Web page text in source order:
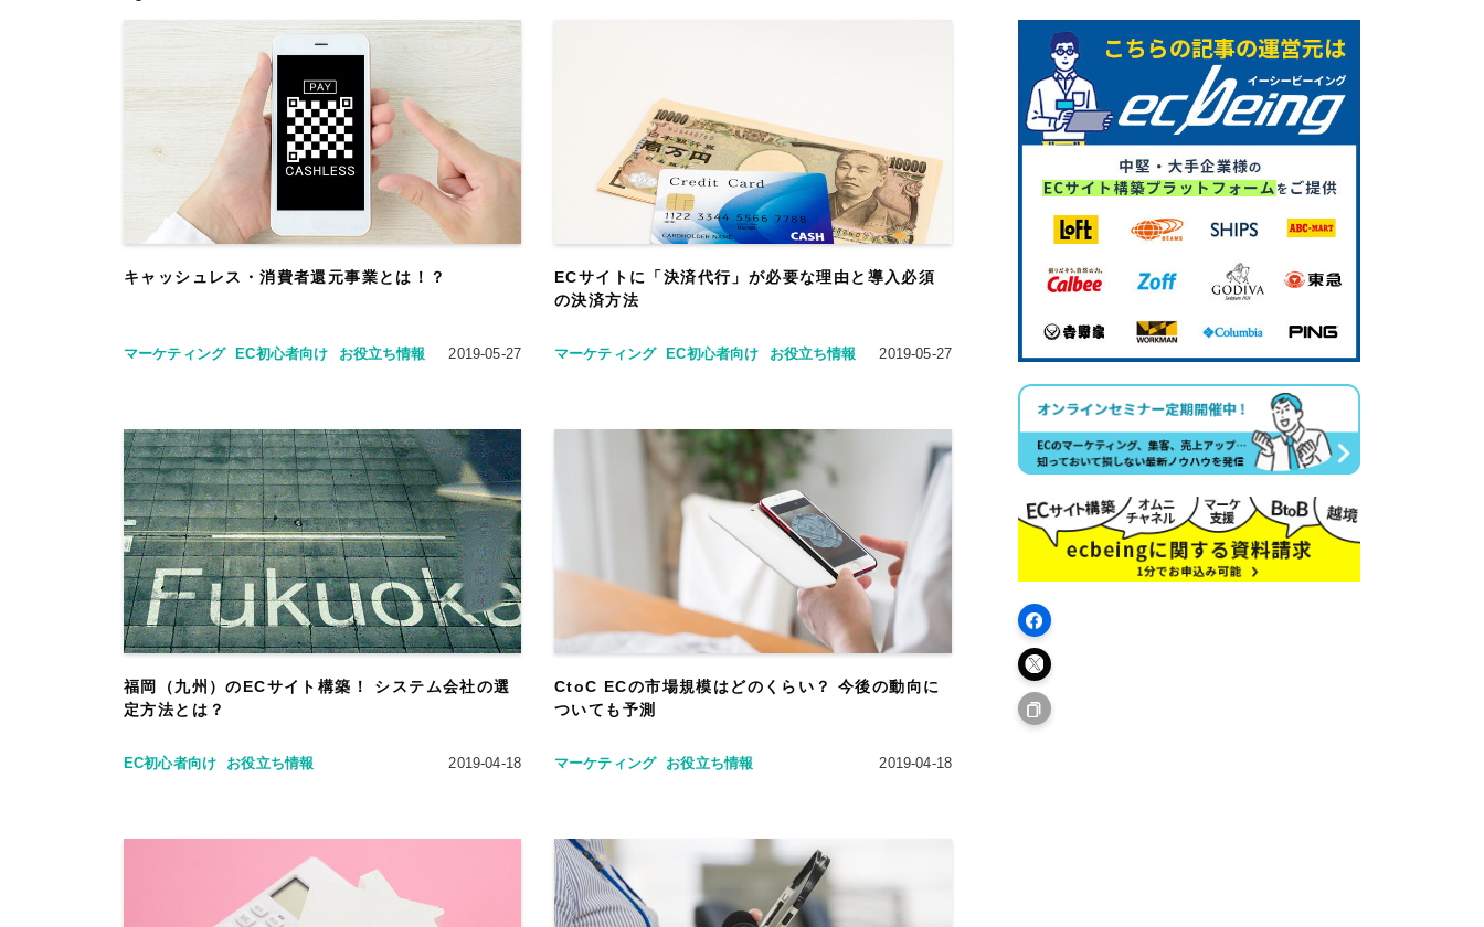
キャッシュレス・消費者還元事業とは！？
マーケティング EC初心者向け お役立ち情報 2019-05-27
ECサイトに「決済代行」が必要な理由と導入必須
の決済方法
マーケティング EC初心者向け お役立ち情報 2019-05-27
福岡（九州）のECサイト構築！ システム会社の選
定方法とは？
EC初心者向け お役立ち情報 2019-04-18
CtoC ECの市場規模はどのくらい？ 今後の動向に
ついても予測
マーケティング お役立ち情報 2019-04-18